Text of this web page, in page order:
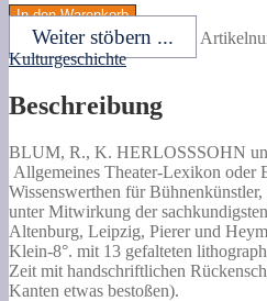
R.,
HERLOSSSOHN
und
MARGGRAFF
Allgemeines
Theater-
Lexikon
oder
Encyklopädie
alles
Wissenswerthen
für
In den Warenkorb
Weiter stöbern ...
Kulturgeschichte
Beschreibung
BLUM, R., K. HERLOSSSOHN
Allgemeines Theater-Lexikon oder
Wissenswerthen für
unter Mitwirkung der
Altenburg, Leipzig, Pierer und
Klein-8°. mit 13 gefalteten
Zeit mit handschriftlichen
Kanten etwas bestoßen).